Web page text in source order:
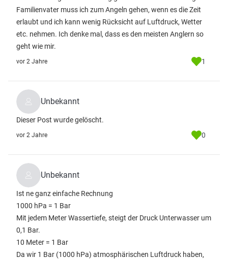
Familienvater muss ich zum Angeln gehen, wenn es die Zeit
erlaubt und ich kann wenig Rücksicht auf Luftdruck, Wetter
etc. nehmen. Ich denke mal, dass es den meisten Anglern so
geht wie mir.
vor 2 Jahre 1
Unbekannt
Dieser Post wurde gelöscht.
vor 2 Jahre 0
Unbekannt
Ist ne ganz einfache Rechnung
1000 hPa = 1 Bar
Mit jedem Meter Wassertiefe, steigt der Druck Unterwasser um
0,1 Bar.
10 Meter = 1 Bar
Da wir 1 Bar (1000 hPa) atmosphärischen Luftdruck haben,